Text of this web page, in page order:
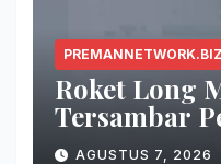
Roket Long
Tersambar
Meluncur,
AGUSTUS 7, 2026